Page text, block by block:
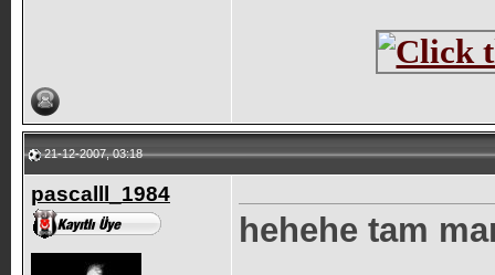
21-12-2007, 03:18
pascalll_1984
hehehe tam